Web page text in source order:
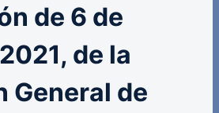
de 6 de
de la
General de